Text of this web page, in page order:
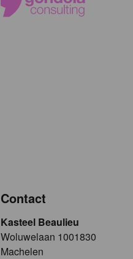
Contact
Kasteel Beaulieu
​​​Woluwelaan 1001830
Machelen